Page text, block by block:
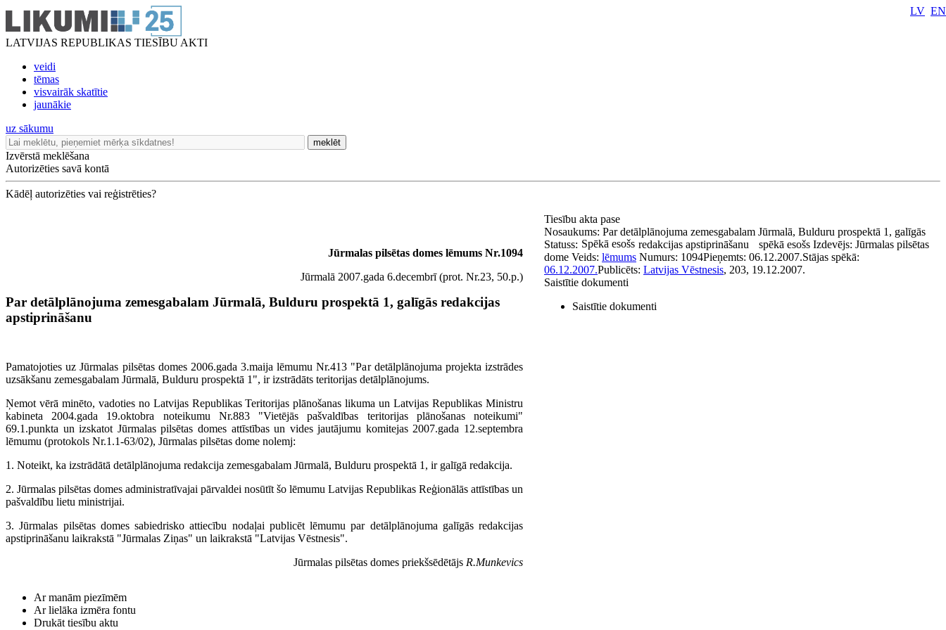
LATVIJAS REPUBLIKAS TIESĪBU AKTI
veidi
tēmas
visvairāk skatītie
jaunākie
LV EN
uz sākumu
meklēt
Izvērstā meklēšana
Autorizēties savā kontā
Kādēļ autorizēties vai reģistrēties?
Jūrmalas pilsētas domes lēmums Nr.1094
Jūrmalā 2007.gada 6.decembrī (prot. Nr.23, 50.p.)
Par detālplānojuma zemesgabalam Jūrmalā, Bulduru prospektā 1, galīgās redakcijas
apstiprināšanu
Pamatojoties uz Jūrmalas pilsētas domes 2006.gada 3.maija lēmumu Nr.413 "Par detālplānojuma projekta izstrādes
uzsākšanu zemesgabalam Jūrmalā, Bulduru prospektā 1", ir izstrādāts teritorijas detālplānojums.
Ņemot vērā minēto, vadoties no Latvijas Republikas Teritorijas plānošanas likuma un Latvijas Republikas Ministru
kabineta 2004.gada 19.oktobra noteikumu Nr.883 "Vietējās pašvaldības teritorijas plānošanas noteikumi"
69.1.punkta un izskatot Jūrmalas pilsētas domes attīstības un vides jautājumu komitejas 2007.gada 12.septembra
lēmumu (protokols Nr.1.1-63/02), Jūrmalas pilsētas dome nolemj:
1. Noteikt, ka izstrādātā detālplānojuma redakcija zemesgabalam Jūrmalā, Bulduru prospektā 1, ir galīgā redakcija.
2. Jūrmalas pilsētas domes administratīvajai pārvaldei nosūtīt šo lēmumu Latvijas Republikas Reģionālās attīstības un
pašvaldību lietu ministrijai.
3. Jūrmalas pilsētas domes sabiedrisko attiecību nodaļai publicēt lēmumu par detālplānojuma galīgās redakcijas
apstiprināšanu laikrakstā "Jūrmalas Ziņas" un laikrakstā "Latvijas Vēstnesis".
Jūrmalas pilsētas domes priekšsēdētājs R.Munkevics
Tiesību akta pase
Nosaukums: Par detālplānojuma zemesgabalam Jūrmalā, Bulduru prospektā 1, galīgās
redakcijas apstiprināšanu
Statuss: Spēkā esošs spēkā esošs Izdevējs: Jūrmalas pilsētas
dome Veids: lēmums Numurs: 1094Pieņemts: 06.12.2007.Stājas spēkā:
06.12.2007.Publicēts: Latvijas Vēstnesis, 203, 19.12.2007.
Saistītie dokumenti
Saistītie dokumenti
Ar manām piezīmēm
Ar lielāka izmēra fontu
Drukāt tiesību aktu